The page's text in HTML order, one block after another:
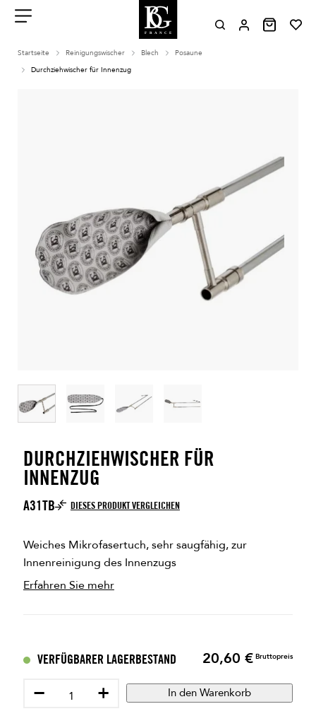
contenu
Startseite Reinigungswischer Blech
Posaune
Durchziehwischer für Innenzug
DURCHZIEHWISCHER FÜR
INNENZUG
A31TB DIESES PRODUKT VERGLEICHEN
Weiches Mikrofasertuch, sehr saugfähig, zur
Innenreinigung des Innenzugs
Erfahren Sie mehr
VERFÜGBARER LAGERBESTAND Preis
20,60 € Bruttopreis
− + In den Warenkorb